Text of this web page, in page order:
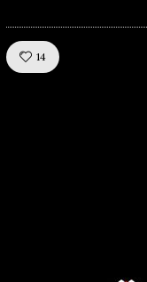
14Like!